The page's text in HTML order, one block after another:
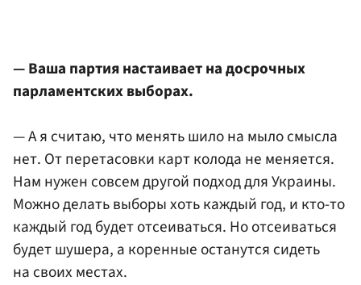
— Ваша партия настаивает на досрочных
парламентских выборах.
— А я считаю, что менять шило на мыло смысла
нет. От перетасовки карт колода не меняется.
Нам нужен совсем другой подход для Украины.
Можно делать выборы хоть каждый год, и кто-то
каждый год будет отсеиваться. Но отсеиваться
будет шушера, а коренные останутся сидеть
на своих местах.